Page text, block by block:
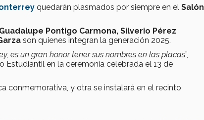
quedarán plasmados por siempre en el Salón
Pontigo Carmona, Silverio Pérez
son quienes integran la generación 2025.
es un gran honor tener sus nombres en las placas”,
en la ceremonia celebrada el 13 de
conmemorativa, y otra se instalará en el recinto